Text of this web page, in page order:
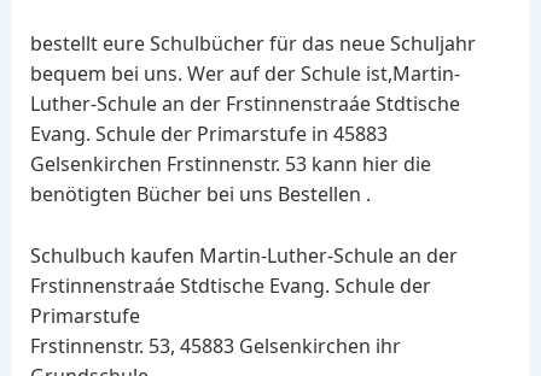
bestellt eure Schulbücher für das neue Schuljahr
bequem bei uns. Wer auf der Schule ist,Martin-
Luther-Schule an der Frstinnenstraáe Stdtische
Evang. Schule der Primarstufe in 45883
Gelsenkirchen Frstinnenstr. 53 kann hier die
benötigten Bücher bei uns Bestellen .
Schulbuch kaufen Martin-Luther-Schule an der
Frstinnenstraáe Stdtische Evang. Schule der
Primarstufe
Frstinnenstr. 53, 45883 Gelsenkirchen ihr